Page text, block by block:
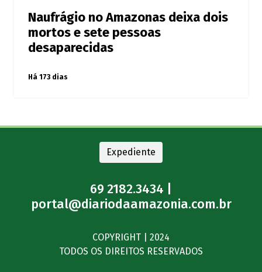
Naufrágio no Amazonas deixa dois
mortos e sete pessoas
desaparecidas
Há 173 dias
Expediente
69 2182.3434 |
portal@diariodaamazonia.com.br
COPYRIGHT | 2024
TODOS OS DIREITOS RESERVADOS